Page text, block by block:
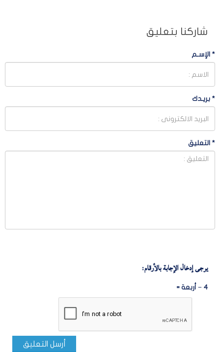
شاركنا بتعليق
* الإسـم
* بريـدك
* التعليق
يرجى إدخال الإجابة بالأرقام:
4 − أربعة =
أرسل التعليق